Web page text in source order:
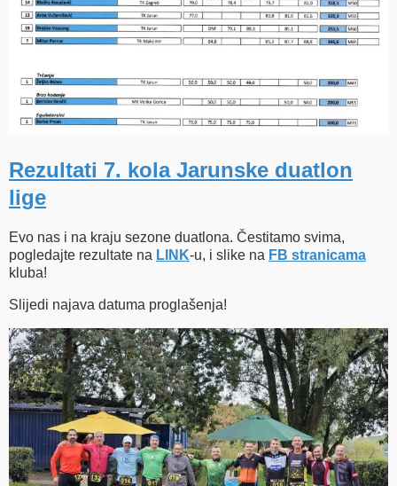
Rezultati 7. kola Jarunske duatlon
lige
Evo nas i na kraju sezone duatlona. Čestitamo svima,
pogledajte rezultate na LINK-u, i slike na FB stranicama
kluba!
Slijedi najava datuma proglašenja!